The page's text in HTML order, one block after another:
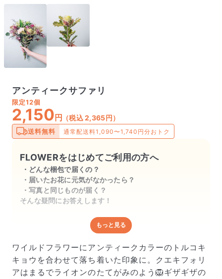
アンティークサファリ
限定12個
2,150 円 （税込 2,365円）
送料無料 通常配送料1,090〜1,740円分おトク
FLOWERをはじめてご利用の方へ
どんな梱包で届くの？
届いたお花に元気がなかったら？
写真と同じものが届く？
そんな疑問にお答えします！
どんな梱包で届くの？
出荷前に水揚げ（花が水を吸いやすくなる処理）を施
し、専用ボックスに丁寧に梱包してお届けしています。
きゅっとまとめられて一見窮屈そうに見えますが、輸送
中の衝撃による折れや擦れを軽減する効果があります。
もっと見る
ワイルドフラワーにアンティークカラーのトルコキ
キョウを合わせて落ち着いた印象に。クエキフォリ
アはまるでライオンのたてがみのよう🦁ギザギザの